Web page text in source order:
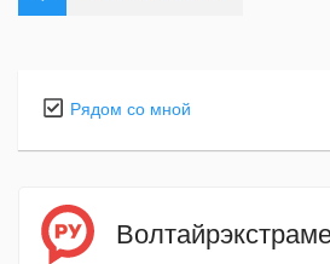
Рядом со мной